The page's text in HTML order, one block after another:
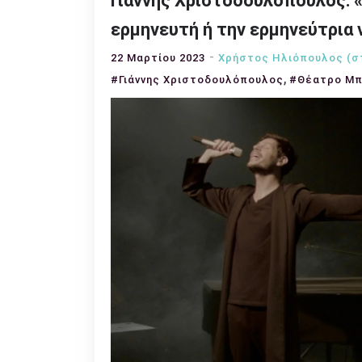
ερμηνευτή ή την
22 Μαρτίου 2023 Χρήστος Ηλιόπουλος
#Γιάννης Χριστοδουλόπουλος , #Θέατρο